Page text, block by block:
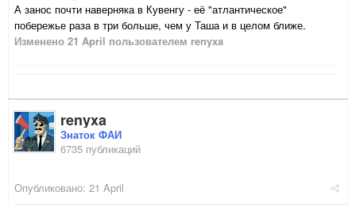
А занос почти наверняка в Кувенгу - её "атлантическое"
побережье раза в три больше, чем у Таша и в целом ближе.
Изменено 21 April пользователем renyxa
renyxa
Знаток ФАИ
6735 публикаций
Опубликовано: 21 April